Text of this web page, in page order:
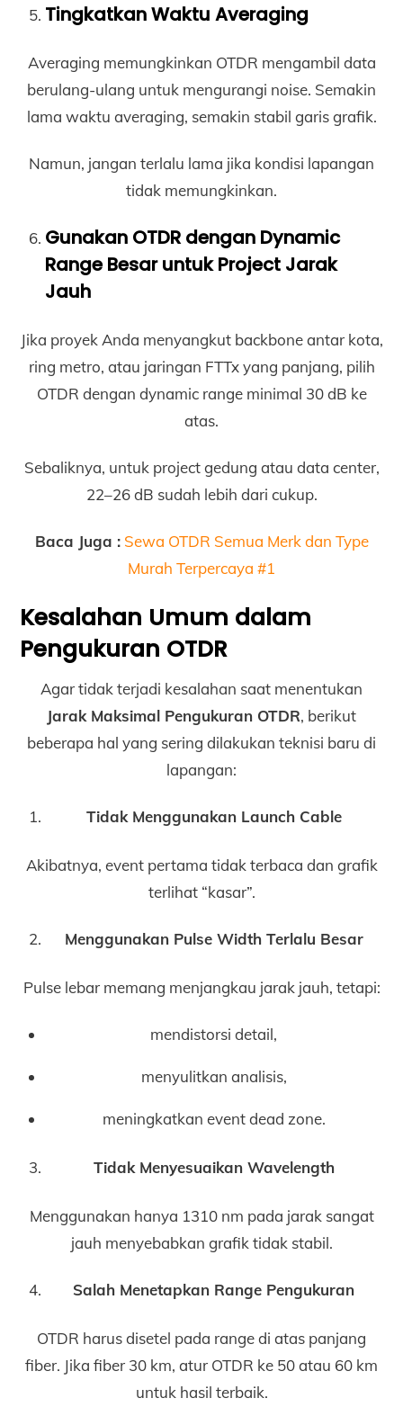
Tingkatkan Waktu Averaging
Averaging memungkinkan OTDR mengambil data
berulang-ulang untuk mengurangi noise. Semakin
lama waktu averaging, semakin stabil garis grafik.
Namun, jangan terlalu lama jika kondisi lapangan
tidak memungkinkan.
Gunakan OTDR dengan Dynamic
Range Besar untuk Project Jarak
Jauh
Jika proyek Anda menyangkut backbone antar kota,
ring metro, atau jaringan FTTx yang panjang, pilih
OTDR dengan dynamic range minimal 30 dB ke
atas.
Sebaliknya, untuk project gedung atau data center,
22–26 dB sudah lebih dari cukup.
Baca Juga : Sewa OTDR Semua Merk dan Type
Murah Terpercaya #1
Kesalahan Umum dalam
Pengukuran OTDR
Agar tidak terjadi kesalahan saat menentukan
Jarak Maksimal Pengukuran OTDR, berikut
beberapa hal yang sering dilakukan teknisi baru di
lapangan:
Tidak Menggunakan Launch Cable
Akibatnya, event pertama tidak terbaca dan grafik
terlihat “kasar”.
Menggunakan Pulse Width Terlalu Besar
Pulse lebar memang menjangkau jarak jauh, tetapi:
mendistorsi detail,
menyulitkan analisis,
meningkatkan event dead zone.
Tidak Menyesuaikan Wavelength
Menggunakan hanya 1310 nm pada jarak sangat
jauh menyebabkan grafik tidak stabil.
Salah Menetapkan Range Pengukuran
OTDR harus disetel pada range di atas panjang
fiber. Jika fiber 30 km, atur OTDR ke 50 atau 60 km
untuk hasil terbaik.